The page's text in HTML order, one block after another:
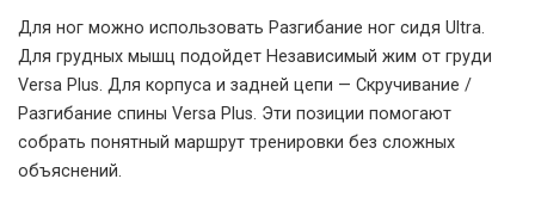
Для ног можно использовать Разгибание ног сидя Ultra.
Для грудных мышц подойдет Независимый жим от груди
Versa Plus. Для корпуса и задней цепи — Скручивание /
Разгибание спины Versa Plus. Эти позиции помогают
собрать понятный маршрут тренировки без сложных
объяснений.